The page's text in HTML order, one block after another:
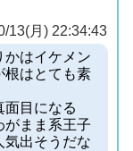
13(月) 22:34:43
かはイケメン
根はとても素
面目になる
がまま系王子
気出そうだな